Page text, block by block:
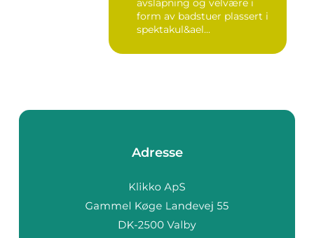
avslapning og velvære i
form av badstuer plassert i
spektakul&ael...
Adresse